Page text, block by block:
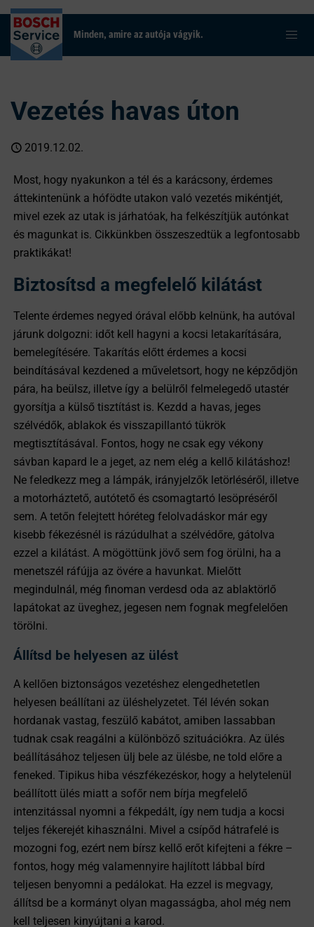
Minden, amire az autója vágyik.
Vezetés havas úton
2019.12.02.
Most, hogy nyakunkon a tél és a karácsony, érdemes
áttekintenünk a hófödte utakon való vezetés mikéntjét,
mivel ezek az utak is járhatóak, ha felkészítjük autónkat
és magunkat is. Cikkünkben összeszedtük a legfontosabb
praktikákat!
Biztosítsd a megfelelő kilátást
Telente érdemes negyed órával előbb kelnünk, ha autóval
járunk dolgozni: időt kell hagyni a kocsi letakarítására,
bemelegítésére. Takarítás előtt érdemes a kocsi
beindításával kezdened a műveletsort, hogy ne képződjön
pára, ha beülsz, illetve így a belülről felmelegedő utastér
gyorsítja a külső tisztítást is. Kezdd a havas, jeges
szélvédők, ablakok és visszapillantó tükrök
megtisztításával. Fontos, hogy ne csak egy vékony
sávban kapard le a jeget, az nem elég a kellő kilátáshoz!
Ne feledkezz meg a lámpák, irányjelzők letörléséről, illetve
a motorháztető, autótető és csomagtartó lesöpréséről
sem. A tetőn felejtett hóréteg felolvadáskor már egy
kisebb fékezésnél is rázúdulhat a szélvédőre, gátolva
ezzel a kilátást. A mögöttünk jövő sem fog örülni, ha a
menetszél ráfújja az övére a havunkat. Mielőtt
megindulnál, még finoman verdesd oda az ablaktörlő
lapátokat az üveghez, jegesen nem fognak megfelelően
törölni.
Állítsd be helyesen az ülést
A kellően biztonságos vezetéshez elengedhetetlen
helyesen beállítani az üléshelyzetet. Tél lévén sokan
hordanak vastag, feszülő kabátot, amiben lassabban
tudnak csak reagálni a különböző szituációkra. Az ülés
beállításához teljesen ülj bele az ülésbe, ne told előre a
feneked. Tipikus hiba vészfékezéskor, hogy a helytelenül
beállított ülés miatt a sofőr nem bírja megfelelő
intenzitással nyomni a fékpedált, így nem tudja a kocsi
teljes fékerejét kihasználni. Mivel a csípőd hátrafelé is
mozogni fog, ezért nem bírsz kellő erőt kifejteni a fékre –
fontos, hogy még valamennyire hajlított lábbal bírd
teljesen benyomni a pedálokat. Ha ezzel is megvagy,
állítsd be a kormányt olyan magasságba, ahol még nem
kell teljesen kinyújtani a karod.